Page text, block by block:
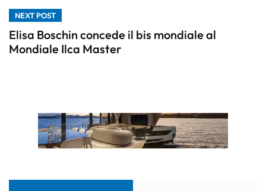
NEXT POST
Elisa Boschin concede il bis mondiale al
Mondiale Ilca Master